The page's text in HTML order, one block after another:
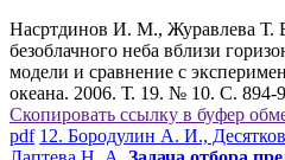
Насртдинов И. М., Журавлева Т.
безоблачного неба вблизи
модели и сравнение с
океана. 2006. Т. 19. № 10. С. 894-
Скопировать ссылку в буфер
pdf 12. Бородулин А. И.,